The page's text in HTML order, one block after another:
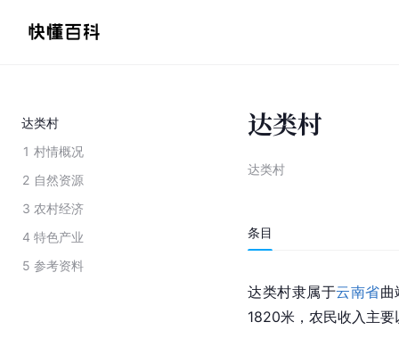
达类村
1 村情概况
2 自然资源
3 农村经济
4 特色产业
5 参考资料
达类村
达类村
条目
达类村隶属于云南省曲
1820米，农民收入主要